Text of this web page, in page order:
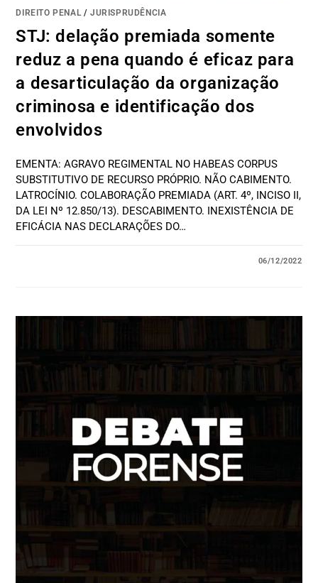
DIREITO PENAL/JURISPRUDÊNCIA
STJ: delação premiada somente
reduz a pena quando é eficaz para
a desarticulação da organização
criminosa e identificação dos
envolvidos
EMENTA: AGRAVO REGIMENTAL NO HABEAS CORPUS
SUBSTITUTIVO DE RECURSO PRÓPRIO. NÃO CABIMENTO.
LATROCÍNIO. COLABORAÇÃO PREMIADA (ART. 4º, INCISO II,
DA LEI Nº 12.850/13). DESCABIMENTO. INEXISTÊNCIA DE
EFICÁCIA NAS DECLARAÇÕES DO…
06/12/2022